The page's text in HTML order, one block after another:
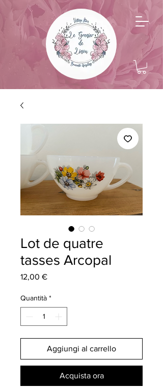
Lot de quatre
tasses Arcopal
12,00 €Prezzo
Quantità *
Aggiungi al carrello
Acquista ora